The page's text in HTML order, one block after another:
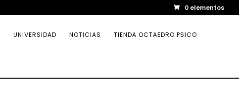
0 elementos
UNIVERSIDAD NOTICIAS TIENDA OCTAEDRO PSICO